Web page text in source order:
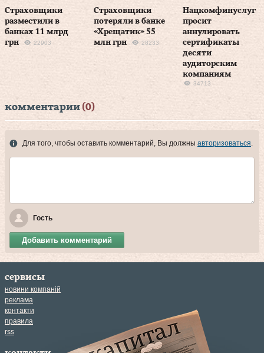
Страховщики
разместили в
банках 11 млрд
грн
22903
Страховщики
потеряли в банке
«Хрещатик» 55
млн грн
28233
Нацкомфинуслуг
просит
аннулировать
сертификаты
десяти
аудиторским
компаниям
34713
комментарии (0)
Для того, чтобы оставить комментарий, Вы должны авторизоваться.
Гость
Добавить комментарий
сервисы
новини компаній
реклама
контакти
правила
rss